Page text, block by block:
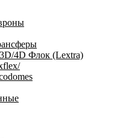
4D Флок (Lextra)